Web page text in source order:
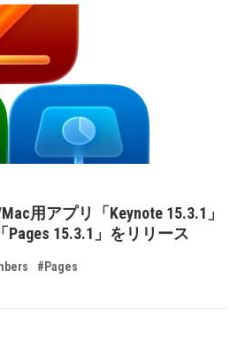
用アプリ「Keynote 15.3.1」
Pages 15.3.1」をリリース
#Pages